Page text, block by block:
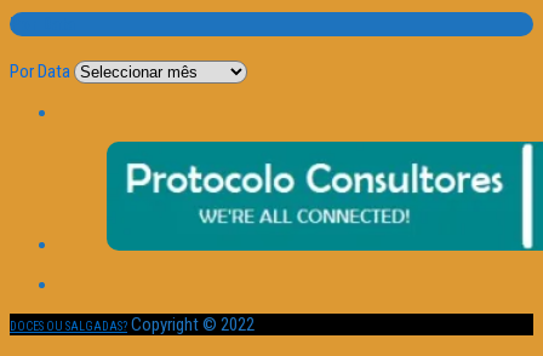
Por Data
Por Data
DOCES OU SALGADAS? Copyright © 2022